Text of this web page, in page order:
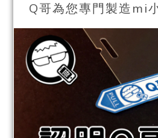
Q哥為您專門製造mi